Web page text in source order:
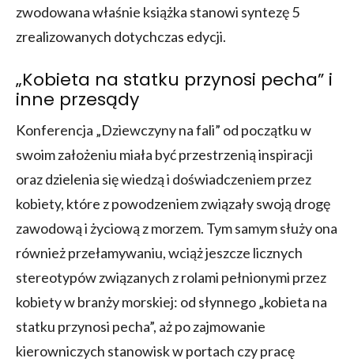
zwodowana właśnie książka stanowi syntezę 5
zrealizowanych dotychczas edycji.
„Kobieta na statku przynosi pecha” i
inne przesądy
Konferencja „Dziewczyny na fali” od początku w
swoim założeniu miała być przestrzenią inspiracji
oraz dzielenia się wiedzą i doświadczeniem przez
kobiety, które z powodzeniem związały swoją drogę
zawodową i życiową z morzem. Tym samym służy ona
również przełamywaniu, wciąż jeszcze licznych
stereotypów związanych z rolami pełnionymi przez
kobiety w branży morskiej: od słynnego „kobieta na
statku przynosi pecha”, aż po zajmowanie
kierowniczych stanowisk w portach czy pracę